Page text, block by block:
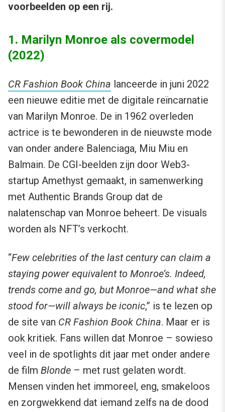
voorbeelden op een rij.
1. Marilyn Monroe als covermodel
(2022)
CR Fashion Book China lanceerde in juni 2022
een nieuwe editie met de digitale reïncarnatie
van Marilyn Monroe. De in 1962 overleden
actrice is te bewonderen in de nieuwste mode
van onder andere Balenciaga, Miu Miu en
Balmain. De CGI-beelden zijn door Web3-
startup Amethyst gemaakt, in samenwerking
met Authentic Brands Group dat de
nalatenschap van Monroe beheert. De visuals
worden als NFT’s verkocht.
“Few celebrities of the last century can claim a
staying power equivalent to Monroe’s. Indeed,
trends come and go, but Monroe—and what she
stood for—will always be iconic,” is te lezen op
de site van CR Fashion Book China. Maar er is
ook kritiek. Fans willen dat Monroe – sowieso
veel in de spotlights dit jaar met onder andere
de film Blonde – met rust gelaten wordt.
Mensen vinden het immoreel, eng, smakeloos
en zorgwekkend dat iemand zelfs na de dood